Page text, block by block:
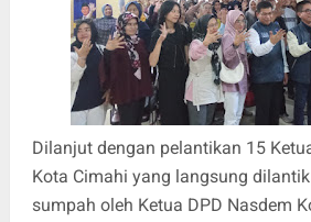
Dilanjut dengan pelantikan 15
Kota Cimahi yang langsung
sumpah oleh Ketua DPD Nasdem